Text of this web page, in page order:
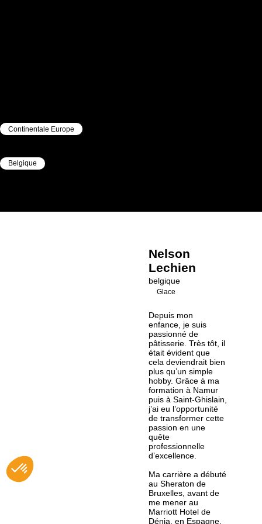
Continentale Europe
Belgique
Nelson
Lechien
belgique
Glace
Depuis mon
enfance, je suis
passionné de
pâtisserie. Très tôt, il
était évident que
cela deviendrait bien
plus qu’un simple
hobby. Grâce à ma
formation à Namur
puis à Saint-Ghislain,
j’ai eu l’opportunité
de transformer cette
passion en une
quête
professionnelle
d’excellence.
Ma carrière a débuté
au Sheraton de
Bruxelles, avant de
me mener au
Marriott Hotel de
Dénia, en Espagne.